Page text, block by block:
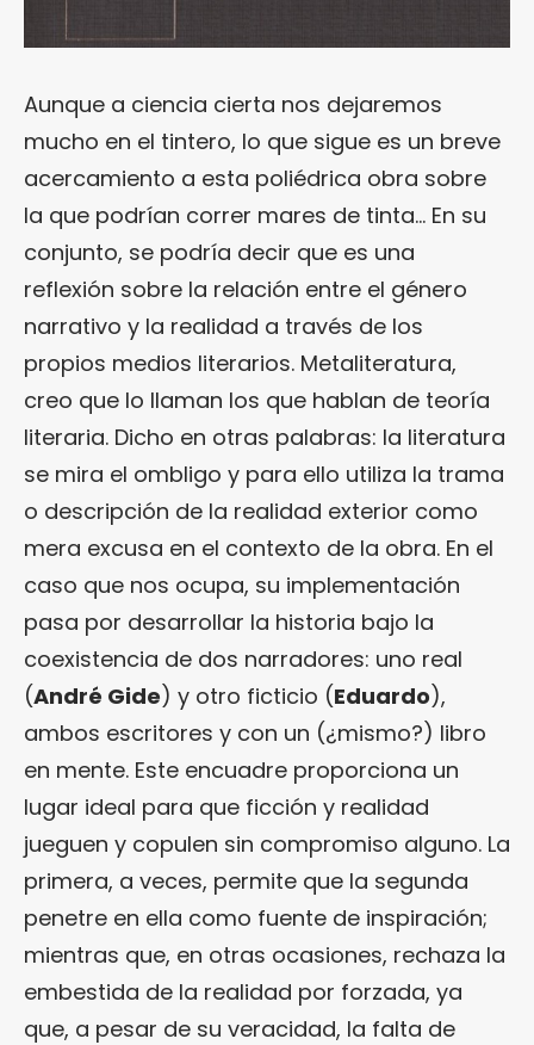
Aunque a ciencia cierta nos dejaremos
mucho en el tintero, lo que sigue es un breve
acercamiento a esta poliédrica obra sobre
la que podrían correr mares de tinta… En su
conjunto, se podría decir que es una
reflexión sobre la relación entre el género
narrativo y la realidad a través de los
propios medios literarios. Metaliteratura,
creo que lo llaman los que hablan de teoría
literaria. Dicho en otras palabras: la literatura
se mira el ombligo y para ello utiliza la trama
o descripción de la realidad exterior como
mera excusa en el contexto de la obra. En el
caso que nos ocupa, su implementación
pasa por desarrollar la historia bajo la
coexistencia de dos narradores: uno real
(André Gide) y otro ficticio (Eduardo),
ambos escritores y con un (¿mismo?) libro
en mente. Este encuadre proporciona un
lugar ideal para que ficción y realidad
jueguen y copulen sin compromiso alguno. La
primera, a veces, permite que la segunda
penetre en ella como fuente de inspiración;
mientras que, en otras ocasiones, rechaza la
embestida de la realidad por forzada, ya
que, a pesar de su veracidad, la falta de